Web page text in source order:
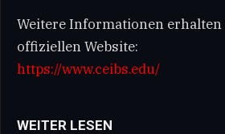
Weitere Informationen erhalten
offiziellen Website:
https://www.ceibs.edu/
WEITER LESEN